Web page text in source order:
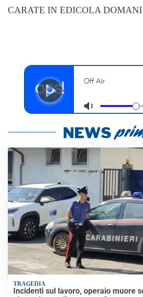
CARATE IN EDICOLA
TRAGEDIA
Incidenti sul lavoro, operaio muore